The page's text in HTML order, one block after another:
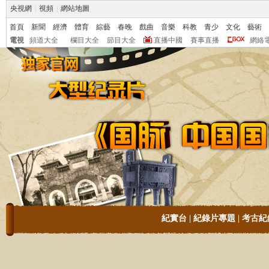
央視網 視頻 網站地圖
首頁 新聞 經濟 體育 綜藝 春晚 戲曲 音樂 科教 青少 文化
藝術
電視
頻道大全 欄目大全 節目大全 直播中國 賽事直播 網絡
紀實台 紀錄片專題 考古